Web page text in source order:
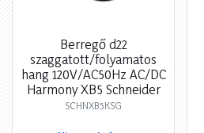
Berregő d22
szaggatott/folyamatos
hang 120V/AC50Hz AC/DC
Harmony XB5 Schneider
SCHNXB5KSG